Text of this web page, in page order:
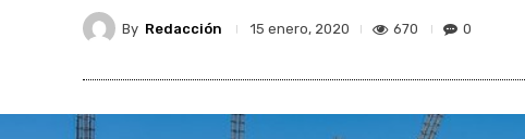
By Redacción 15 enero, 2020 670 0